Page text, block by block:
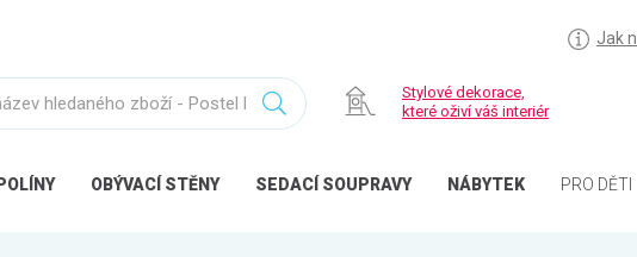
Jak
Stylové dekorace,
které oživí váš interiér
OBÝVACÍ STĚNY SEDACÍ SOUPRAVY NÁBYTEK PRO DĚTI